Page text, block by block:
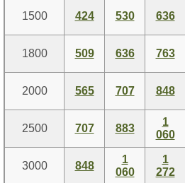
1500 424 530 636
1800 509 636 763
2000 565 707 848
2500 707 883
1
060
3000 848
1
060
1
272